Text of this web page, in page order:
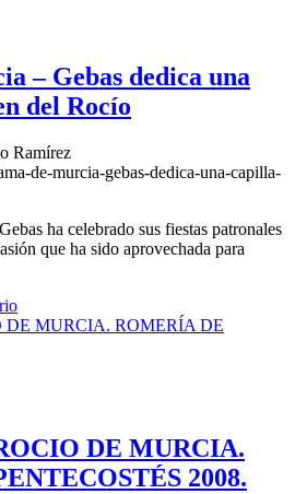
– Gebas dedica una
del Rocío
Ramírez
de-murcia-gebas-dedica-una-capilla-
ha celebrado sus fiestas patronales
que ha sido aprovechada para
DE MURCIA.
2008.